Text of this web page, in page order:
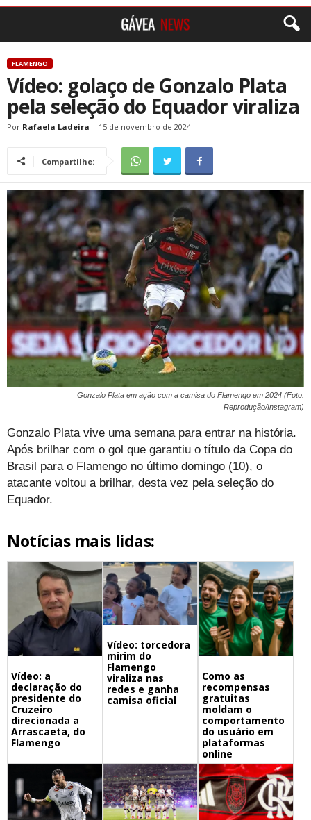
FLAMENGO
Vídeo: golaço de Gonzalo Plata
pela seleção do Equador viraliza
Por Rafaela Ladeira - 15 de novembro de 2024
Compartilhe:
Gonzalo Plata em ação com a camisa do Flamengo em 2024 (Foto:
Reprodução/Instagram)
Gonzalo Plata vive uma semana para entrar na história.
Após brilhar com o gol que garantiu o título da Copa do
Brasil para o Flamengo no último domingo (10), o
atacante voltou a brilhar, desta vez pela seleção do
Equador.
Notícias mais lidas:
Vídeo: a
declaração do
presidente do
Cruzeiro
direcionada a
Arrascaeta, do
Flamengo
Vídeo: torcedora
mirim do
Flamengo
viraliza nas
redes e ganha
camisa oficial
Como as
recompensas
gratuitas
moldam o
comportamento
do usuário em
plataformas
online